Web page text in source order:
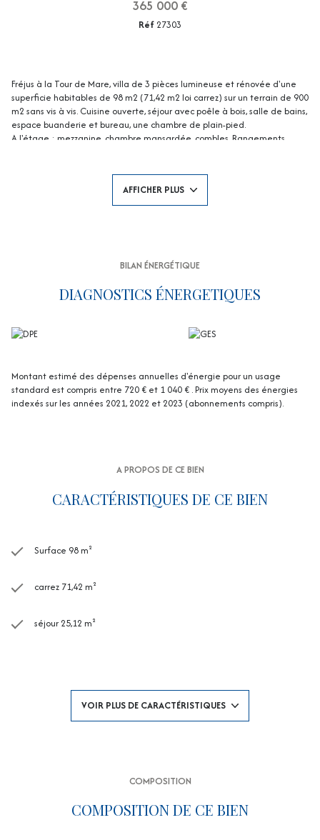
365 000 €
Réf 27303
Fréjus à la Tour de Mare, villa de 3 pièces lumineuse et rénovée d'une
superficie habitables de 98 m2 (71,42 m2 loi carrez) sur un terrain de 900
m2 sans vis à vis. Cuisine ouverte, séjour avec poêle à bois, salle de bains,
espace buanderie et bureau, une chambre de plain-pied.
A l'étage : mezzanine, chambre mansardée, combles. Rangements.
Commerces à seulement 4 minutes en voiture.
"Bienvenue Chez Vous" Honoraires charge vendeur
Les informations sur les risques auxquels ce bien est exposé sont
AFFICHER PLUS
BILAN ÉNERGÉTIQUE
DIAGNOSTICS ÉNERGETIQUES
Montant estimé des dépenses annuelles d'énergie pour un usage
standard est compris entre 720 € et 1 040 € . Prix moyens des énergies
indexés sur les années 2021, 2022 et 2023 (abonnements compris).
A PROPOS DE CE BIEN
CARACTÉRISTIQUES DE CE BIEN
Surface 98 m²
carrez 71,42 m²
séjour 25,12 m²
exposition Est-Ouest
VOIR PLUS DE CARACTÉRISTIQUES
COMPOSITION
COMPOSITION DE CE BIEN